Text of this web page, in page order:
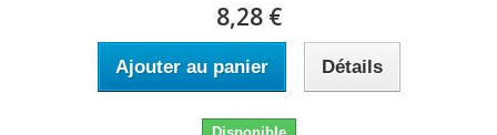
8,28 €
Ajouter au panier Détails